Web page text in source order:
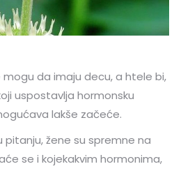
mogu da imaju decu, a htele bi,
uspostavlja hormonsku
lakše začeće.
žene su spremne na
se i kojekakvim hormonima,